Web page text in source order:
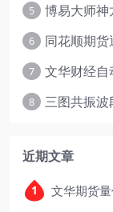
5 博易大师神
6 同花顺期
7
8
近期文章